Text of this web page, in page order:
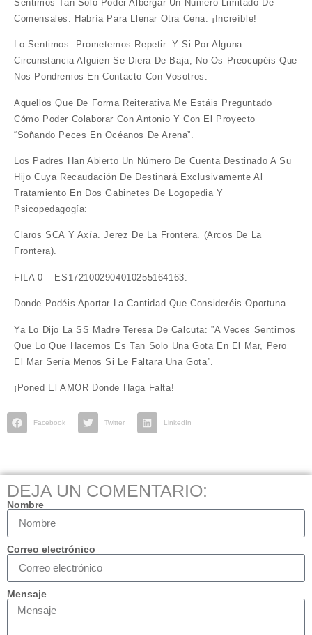
Sentimos Tan Solo Poder Albergar Un Número Limitado De
Comensales. Habría Para Llenar Otra Cena. ¡Increíble!
Lo Sentimos. Prometemos Repetir. Y Si Por Alguna
Circunstancia Alguien Se Diera De Baja, No Os Preocupéis Que
Nos Pondremos En Contacto Con Vosotros.
Aquellos Que De Forma Reiterativa Me Estáis Preguntado
Cómo Poder Colaborar Con Antonio Y Con El Proyecto
“Soñando Peces En Océanos De Arena”
Los Padres Han Abierto Un Número De Cuenta Destinado A Su
Hijo Cuya Recaudación De Destinará Exclusivamente Al
Tratamiento En Dos Gabinetes De Logopedia Y
Psicopedagogía:
Claros SCA Y Axía. Jerez De La Frontera. (Arcos De La
Frontera).
FILA 0 – ES1721002904010255164163.
Donde Podéis Aportar La Cantidad Que Consideréis Oportuna.
Ya Lo Dijo La SS Madre Teresa De Calcuta: ”A Veces Sentimos
Que Lo Que Hacemos Es Tan Solo Una Gota En El Mar, Pero
El Mar Sería Menos Si Le Faltara Una Gota”.
¡Poned El AMOR Donde Haga Falta!
Facebook Twitter LinkedIn
DEJA UN COMENTARIO:
Nombre
Correo electrónico
Mensaje